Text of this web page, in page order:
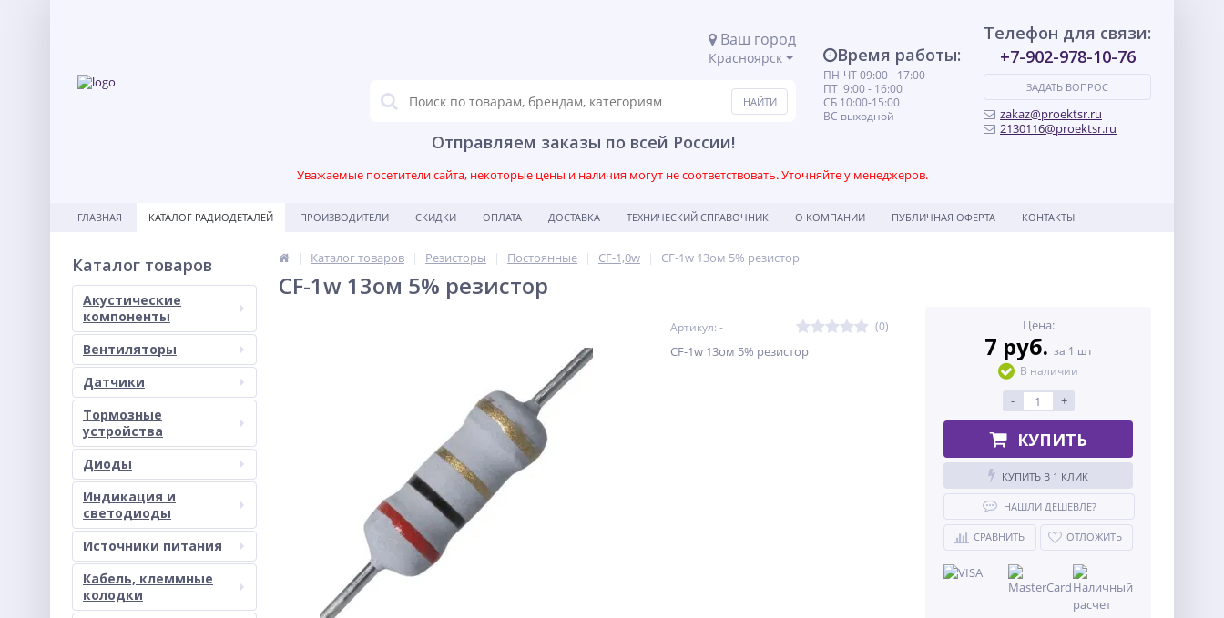
Ваш город
Красноярск
Отправляем заказы по всей России!
Время работы:
ПН-ЧТ 09:00 - 17:00
ПТ 9:00 - 16:00
СБ 10:00-15:00
ВС выходной
Телефон для связи:
+7-902-978-10-76
ЗАДАТЬ ВОПРОС
zakaz@proektsr.ru
2130116@proektsr.ru
Уважаемые посетители сайта, некоторые цены и наличия могут не соответствовать. Уточняйте у менеджеров.
ГЛАВНАЯ КАТАЛОГ РАДИОДЕТАЛЕЙ ПРОИЗВОДИТЕЛИ СКИДКИ ОПЛАТА ДОСТАВКА ТЕХНИЧЕСКИЙ СПРАВОЧНИК О КОМПАНИИ ПУБЛИЧНАЯ ОФЕРТА КОНТАКТЫ
Каталог товаров
Акустические
компоненты
Вентиляторы
Датчики
Тормозные
устройства
Диоды
Индикация и
светодиоды
Источники питания
Кабель, клеммные
колодки
Каталог товаров Резисторы Постоянные CF-1,0w CF-1w 13ом 5% резистор
CF-1w 13ом 5% резистор
Артикул: - (0)
CF-1w 13ом 5% резистор
Цена:
7 руб. за 1 шт
В наличии
- +
КУПИТЬ
КУПИТЬ В 1 КЛИК
НАШЛИ ДЕШЕВЛЕ?
СРАВНИТЬ ОТЛОЖИТЬ